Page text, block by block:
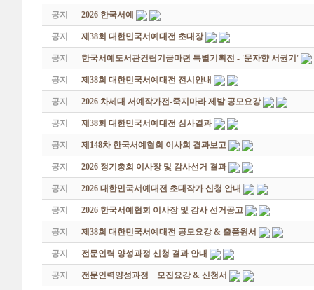
공지 2026 한국서예
공지 제38회 대한민국서예대전 초대장
공지 한국서예도서관건립기금마련 특별기획전 - '문자향 서권기'
공지 제38회 대한민국서예대전 전시안내
공지 2026 차세대 서예작가전-죽지마라 제발 공모요강
공지 제38회 대한민국서예대전 심사결과
공지 제148차 한국서예협회 이사회 결과보고
공지 2026 정기총회 이사장 및 감사선거 결과
공지 2026 대한민국서예대전 초대작가 신청 안내
공지 2026 한국서예협회 이사장 및 감사 선거공고
공지 제38회 대한민국서예대전 공모요강 & 출품원서
공지 전문인력 양성과정 신청 결과 안내
공지 전문인력양성과정 _ 모집요강 & 신청서